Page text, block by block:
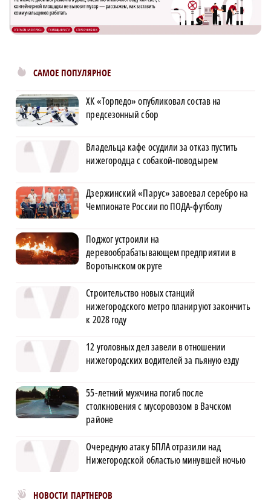
САМОЕ ПОПУЛЯРНОЕ
ХК «Торпедо» опубликовал состав на
предсезонный сбор
Владельца кафе осудили за отказ пустить
нижегородца с собакой-поводырем
Дзержинский «Парус» завоевал серебро на
Чемпионате России по ПОДА-футболу
Поджог устроили на
деревообрабатывающем предприятии в
Воротынском округе
Строительство новых станций
нижегородского метро планируют закончить
к 2028 году
12 уголовных дел завели в отношении
нижегородских водителей за пьяную езду
55-летний мужчина погиб после
столкновения с мусоровозом в Вачском
районе
Очередную атаку БПЛА отразили над
Нижегородской областью минувшей ночью
НОВОСТИ ПАРТНЕРОВ
Новости МирТесен